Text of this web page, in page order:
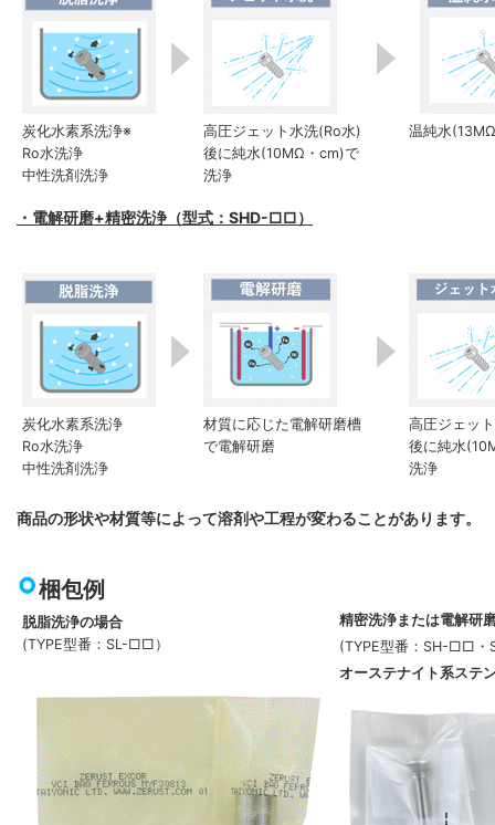
炭化水素系洗浄※
Ro水洗浄
中性洗剤洗浄
高圧ジェット水洗(Ro水)
後に純水(10MΩ・cm)で
洗浄
温純水
・電解研磨+精密洗浄（型式：SHD-□□）
炭化水素系洗浄
Ro水洗浄
中性洗剤洗浄
材質に応じた電解研磨槽
で電解研磨
高圧ジェッ
後に純水
洗浄
商品の形状や材質等によって溶剤や工程が変わることがあります。
梱包例
脱脂洗浄の場合
(TYPE型番：SL-□□）
精密洗浄または電解研
(TYPE型番：SH-□□
オーステナイト系ステ